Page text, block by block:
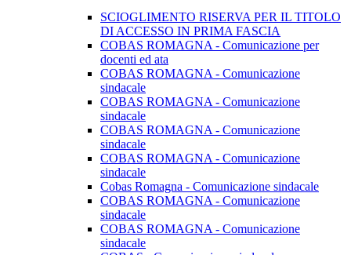
SCIOGLIMENTO RISERVA PER IL TITOLO
DI ACCESSO IN PRIMA FASCIA
COBAS ROMAGNA - Comunicazione per
docenti ed ata
COBAS ROMAGNA - Comunicazione
sindacale
COBAS ROMAGNA - Comunicazione
sindacale
COBAS ROMAGNA - Comunicazione
sindacale
COBAS ROMAGNA - Comunicazione
sindacale
Cobas Romagna - Comunicazione sindacale
COBAS ROMAGNA - Comunicazione
sindacale
COBAS ROMAGNA - Comunicazione
sindacale